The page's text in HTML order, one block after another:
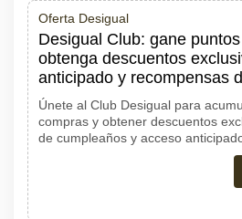
Oferta Desigual
Desigual Club: gane
obtenga descuentos
anticipado y recompensas
Únete al Club Desigual para
compras y obtener descuentos
de cumpleaños y acceso